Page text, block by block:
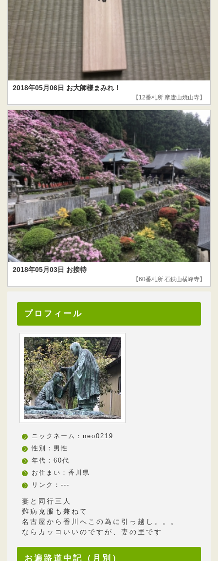
2018年05月06日 お大師様まみれ！
【12番札所 摩廬山焼山寺】
2018年05月03日 お接待
【60番札所 石鈇山横峰寺】
プロフィール
ニックネーム：neo0219
性別：男性
年代：60代
お住まい：香川県
リンク：---
妻と同行三人
難病克服も兼ねて
名古屋から香川へこの為に引っ越し。。。
ならカッコいいのですが、妻の里です
お遍路道中記（月別）